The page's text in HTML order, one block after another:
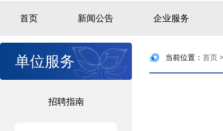
首页 新闻公告 企业服务
单位服务
招聘指南
当前位置： 首页